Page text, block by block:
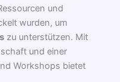
und
wurden, um
zu unterstützen. Mit
und einer
Workshops bietet